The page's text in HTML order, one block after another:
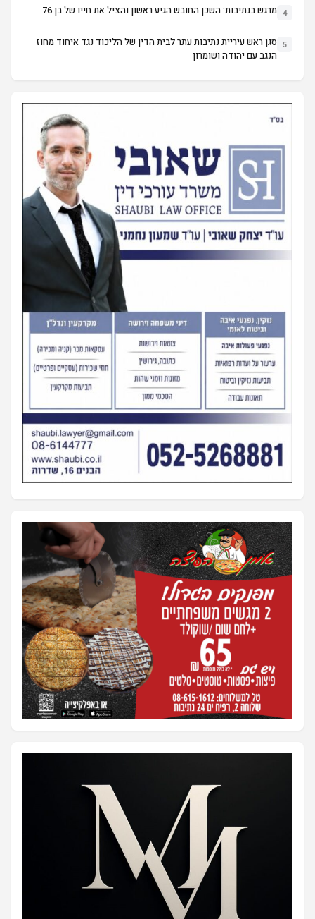
4 מרגש בנתיבות: השכן החובש הגיע ראשון והציל את חייו של בן 76
5 סגן ראש עיריית נתיבות עתר לבית הדין של הליכוד נגד איחוד מחוז
הנגב עם יהודה ושומרון